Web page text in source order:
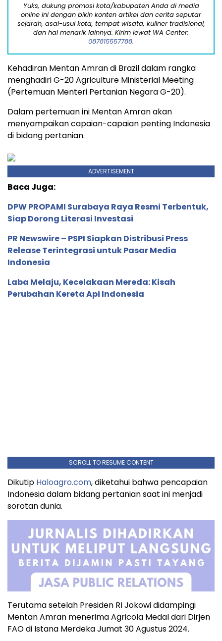
Yuks, dukung promosi kota/kabupaten Anda di media
online ini dengan bikin konten artikel dan cerita seputar
sejarah, asal-usul kota, tempat wisata, kuliner tradisional,
dan hal menarik lainnya. Kirim lewat WA Center:
087815557788.
Kehadiran Mentan Amran di Brazil dalam rangka
menghadiri G-20 Agriculture Ministerial Meeting
(Pertemuan Menteri Pertanian Negara G-20).
Dalam pertemuan ini Mentan Amran akan
menyampaikan capaian-capaian penting Indonesia
di bidang pertanian.
ADVERTISEMENT
Baca Juga:
DPW PROPAMI Surabaya Raya Resmi Terbentuk,
Siap Dorong Literasi Investasi
PR Newswire – PSPI Siapkan Distribusi Press
Release Terintegrasi untuk Pasar Media
Indonesia
Laba Melaju, Kecelakaan Mereda: Kisah
Perubahan Kereta Api Indonesia
SCROLL TO RESUME CONTENT
Dikutip Haloagro.com, diketahui bahwa pencapaian
Indonesia dalam bidang pertanian saat ini menjadi
sorotan dunia.
Terutama setelah Presiden RI Jokowi didampingi
Mentan Amran menerima Agricola Medal dari Dirjen
FAO di Istana Merdeka Jumat 30 Agustus 2024.